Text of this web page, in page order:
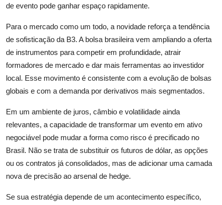
de evento pode ganhar espaço rapidamente.
Para o mercado como um todo, a novidade reforça a tendência
de sofisticação da B3. A bolsa brasileira vem ampliando a oferta
de instrumentos para competir em profundidade, atrair
formadores de mercado e dar mais ferramentas ao investidor
local. Esse movimento é consistente com a evolução de bolsas
globais e com a demanda por derivativos mais segmentados.
Em um ambiente de juros, câmbio e volatilidade ainda
relevantes, a capacidade de transformar um evento em ativo
negociável pode mudar a forma como risco é precificado no
Brasil. Não se trata de substituir os futuros de dólar, as opções
ou os contratos já consolidados, mas de adicionar uma camada
nova de precisão ao arsenal de hedge.
Se sua estratégia depende de um acontecimento específico,